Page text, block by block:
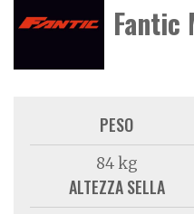
Fantic
PESO
84 kg
ALTEZZA SELLA